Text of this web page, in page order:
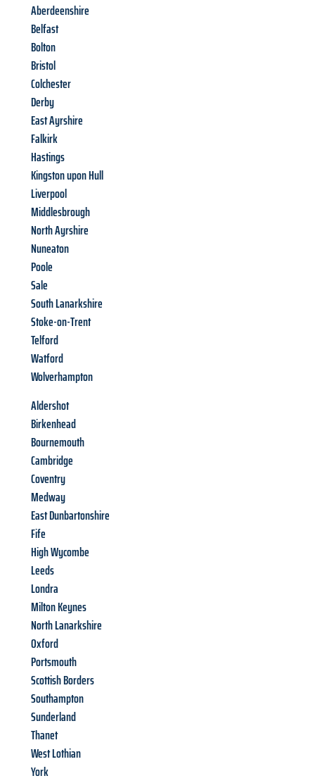
Aberdeenshire
Belfast
Bolton
Bristol
Colchester
Derby
East Ayrshire
Falkirk
Hastings
Kingston upon Hull
Liverpool
Middlesbrough
North Ayrshire
Nuneaton
Poole
Sale
South Lanarkshire
Stoke-on-Trent
Telford
Watford
Wolverhampton
Aldershot
Birkenhead
Bournemouth
Cambridge
Coventry
Medway
East Dunbartonshire
Fife
High Wycombe
Leeds
Londra
Milton Keynes
North Lanarkshire
Oxford
Portsmouth
Scottish Borders
Southampton
Sunderland
Thanet
West Lothian
York